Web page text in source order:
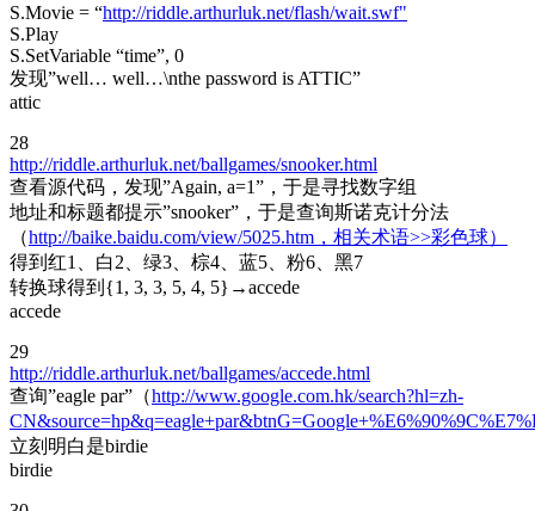
S.Movie = “http://riddle.arthurluk.net/flash/wait.swf"
S.Play
S.SetVariable “time”, 0
发现”well… well…\nthe password is ATTIC”
attic
28
http://riddle.arthurluk.net/ballgames/snooker.html
查看源代码，发现”Again, a=1”，于是寻找数字组
地址和标题都提示”snooker”，于是查询斯诺克计分法
（http://baike.baidu.com/view/5025.htm，相关术语>>彩色球）
得到红1、白2、绿3、棕4、蓝5、粉6、黑7
转换球得到{1, 3, 3, 5, 4, 5}→accede
accede
29
http://riddle.arthurluk.net/ballgames/accede.html
查询”eagle par”（http://www.google.com.hk/search?hl=zh-
立刻明白是birdie
birdie